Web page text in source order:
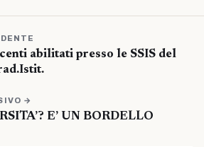
abilitati presso le SSIS del
→
E’ UN BORDELLO